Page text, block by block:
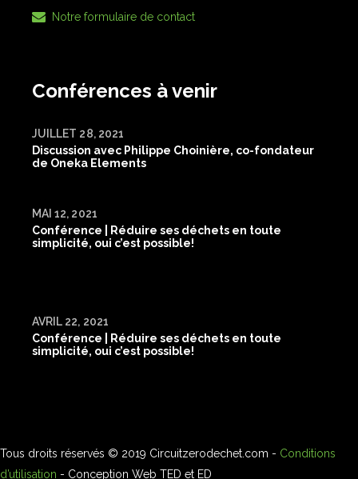
Notre formulaire de contact
Conférences à venir
JUILLET 28, 2021
Discussion avec Philippe Choinière, co-fondateur
de Oneka Elements
MAI 12, 2021
Conférence | Réduire ses déchets en toute
simplicité, oui c’est possible!
AVRIL 22, 2021
Conférence | Réduire ses déchets en toute
simplicité, oui c’est possible!
Tous droits réservés © 2019 Circuitzerodechet.com - Conditions
d’utilisation - Conception Web TED et ED